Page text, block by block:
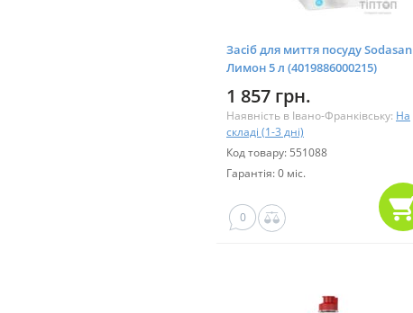
Засіб для миття посуду Sodasan
Лимон 5 л (4019886000215)
1 857 грн.
Наявність в Івано-Франківську: На
складі (1-3 дні)
Код товару: 551088
Гарантія: 0 міс.
0